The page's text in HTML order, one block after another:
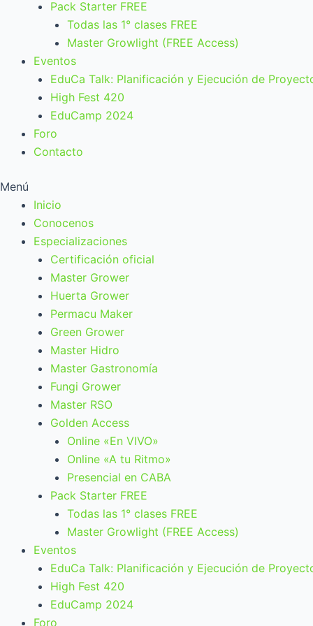
Pack Starter FREE
Todas las 1° clases FREE
Master Growlight (FREE Access)
Eventos
EduCa Talk: Planificación y Ejecución de
High Fest 420
EduCamp 2024
Foro
Contacto
Menú
Inicio
Conocenos
Especializaciones
Certificación oficial
Master Grower
Huerta Grower
Permacu Maker
Green Grower
Master Hidro
Master Gastronomía
Fungi Grower
Master RSO
Golden Access
Online «En VIVO»
Online «A tu Ritmo»
Presencial en CABA
Pack Starter FREE
Todas las 1° clases FREE
Master Growlight (FREE Access)
Eventos
EduCa Talk: Planificación y Ejecución de
High Fest 420
EduCamp 2024
Foro